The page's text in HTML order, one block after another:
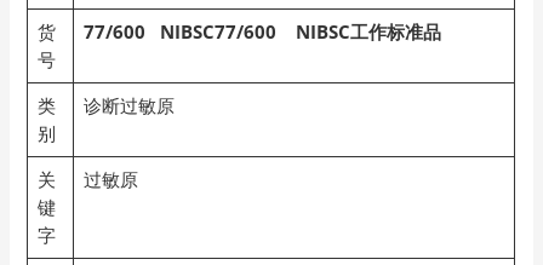
货
号
77/600 NIBSC77/600 NIBSC工作标准品
类
别
诊断过敏原
关
键
字
过敏原